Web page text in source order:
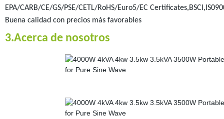
EPA/CARB/CE/GS/PSE/CETL/RoHS/Euro5/EC
Buena calidad con precios más favorables
3.Acerca de nosotros